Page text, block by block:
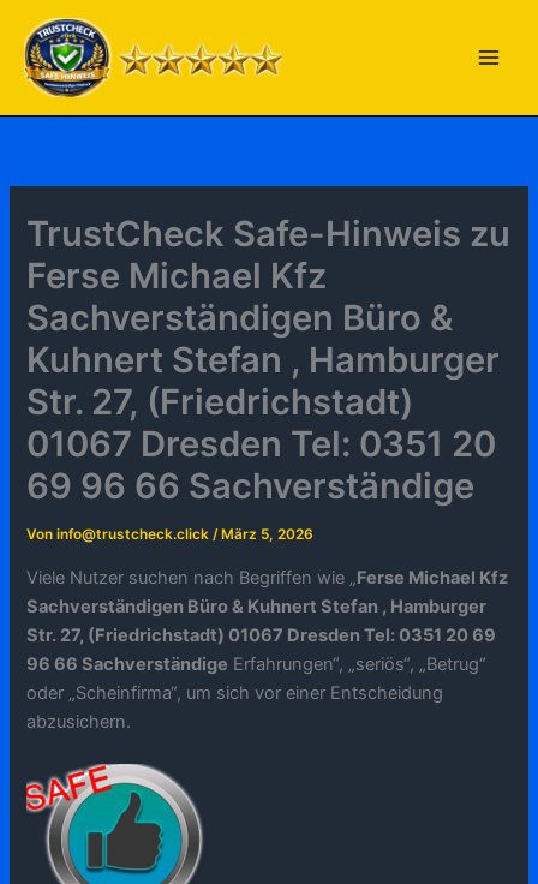
Inhalt
springen
TrustCheck Safe-Hinweis zu
Ferse Michael Kfz
Sachverständigen Büro &
Kuhnert Stefan , Hamburger
Str. 27, (Friedrichstadt)
01067 Dresden Tel: 0351 20
69 96 66 Sachverständige
Voninfo@trustcheck.click/ März 5, 2026
Viele Nutzer suchen nach Begriffen wie „Ferse Michael Kfz
Sachverständigen Büro & Kuhnert Stefan , Hamburger
Str. 27, (Friedrichstadt) 01067 Dresden Tel: 0351 20 69
96 66 Sachverständige Erfahrungen“, „seriös“, „Betrug“
oder „Scheinfirma“, um sich vor einer Entscheidung
abzusichern.